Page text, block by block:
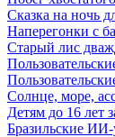
Сказка на ночь
Наперегонки с
Старый лис
Солнце, море,
Детям до 16 лет
Бразильские